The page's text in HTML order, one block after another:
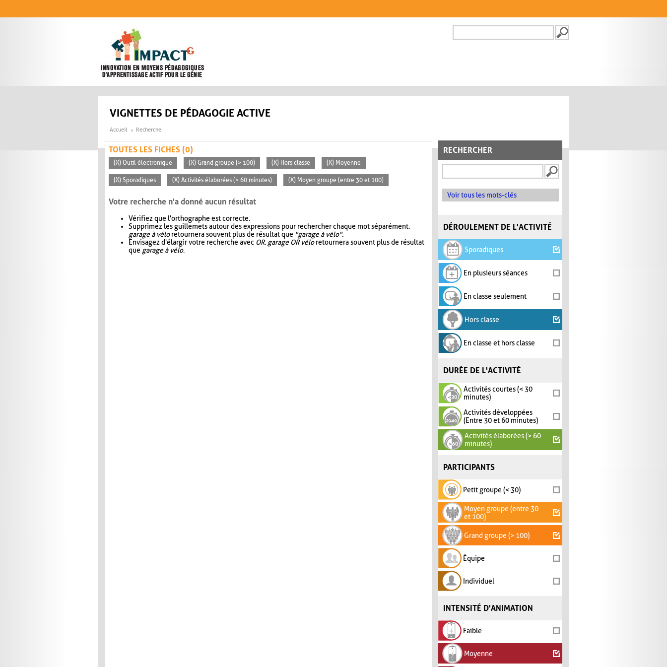
FORMULAIRE DE
VIGNETTES DE PÉDAGOGIE ACTIVE
Accueil Recherche
RECHERCHER
Voir tous les mots-clés
DÉROULEMENT DE L'ACTIVITÉ
Sporadiques
En plusieurs séances
En classe seulement
Hors classe
En classe et hors classe
DURÉE DE L'ACTIVITÉ
Activités courtes (< 30
minutes)
Activités développées
(Entre 30 et 60 minutes)
Activités élaborées (> 60
minutes)
PARTICIPANTS
Petit groupe (< 30)
Moyen groupe (entre 30
et 100)
Grand groupe (> 100)
Équipe
Individuel
INTENSITÉ D'ANIMATION
Faible
Moyenne
TOUTES LES FICHES (0)
(X) Outil électronique (X) Grand groupe (> 100) (X) Hors classe (X) Moyenne
(X) Sporadiques (X) Activités élaborées (> 60 minutes) (X) Moyen groupe (entre 30 et 100)
Votre recherche n'a donné aucun résultat
Vérifiez que l'orthographe est correcte.
Supprimez les guillemets autour des expressions pour rechercher chaque mot séparément.
garage à véloretournera souvent plus de résultat que "garage à vélo".
Envisagez d'élargir votre recherche avec OR. garage OR véloretournera souvent plus de résultat
que garage à vélo.